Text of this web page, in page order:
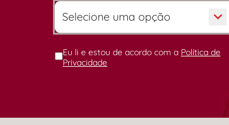
Eu li e estou de acordo com a Política de
Privacidade